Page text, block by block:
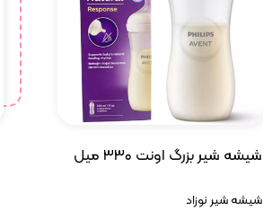
شیشه شیر بزرگ اونت ۳۳۰ میل
شیشه شیر نوزاد